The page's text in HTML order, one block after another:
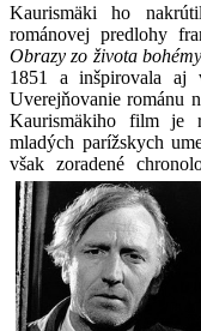
Kaurismäki ho
románovej predlohy
Obrazy zo života bohémy
1851 a inšpirovala aj
Uverejňovanie románu
Kaurismäkiho film je
mladých parížskych
však zoradené